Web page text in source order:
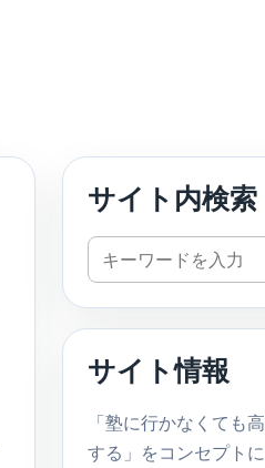
サイト内検索
サ
イ
ト
検
サイト情報
「塾に行かなくても
する」をコンセプト